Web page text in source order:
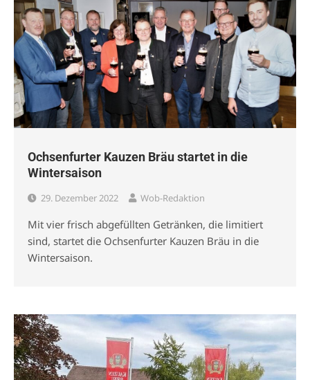
Ochsenfurter Kauzen Bräu startet in die
Wintersaison
29. Dezember 2022 Wob-Redaktion
Mit vier frisch abgefüllten Getränken, die limitiert
sind, startet die Ochsenfurter Kauzen Bräu in die
Wintersaison.